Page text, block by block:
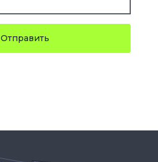
Отправить